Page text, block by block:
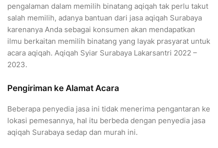
pengalaman dalam memilih binatang aqiqah tak perlu takut
salah memilih, adanya bantuan dari jasa aqiqah Surabaya
karenanya Anda sebagai konsumen akan mendapatkan
ilmu berkaitan memilih binatang yang layak prasyarat untuk
acara aqiqah. Aqiqah Syiar Surabaya Lakarsantri 2022 –
2023.
Pengiriman ke Alamat Acara
Beberapa penyedia jasa ini tidak menerima pengantaran ke
lokasi pemesannya, hal itu berbeda dengan penyedia jasa
aqiqah Surabaya sedap dan murah ini.